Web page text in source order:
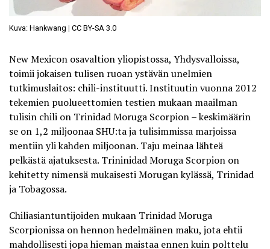
Kuva: Hankwang | CC BY-SA 3.0
New Mexicon osavaltion yliopistossa, Yhdysvalloissa,
toimii jokaisen tulisen ruoan ystävän unelmien
tutkimuslaitos: chili-instituutti. Instituutin vuonna 2012
tekemien puolueettomien testien mukaan maailman
tulisin chili on Trinidad Moruga Scorpion – keskimäärin
se on 1,2 miljoonaa SHU:ta ja tulisimmissa marjoissa
mentiinyli kahden miljoonan. Taju meinaa lähteä
pelkästä ajatuksesta. Trininidad Moruga Scorpion on
kehitetty nimensä mukaisesti Morugan kylässä, Trinidad
ja Tobagossa.
Chiliasiantuntijoiden mukaan Trinidad Moruga
Scorpionissa on hennon hedelmäinen maku, jota ehtii
mahdollisesti jopa hieman maistaa ennen kuin polttelu